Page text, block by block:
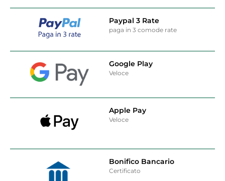
Paypal 3 Rate
paga in 3 comode rate
Google Play
Veloce
Apple Pay
Veloce
Bonifico Bancario
Certificato